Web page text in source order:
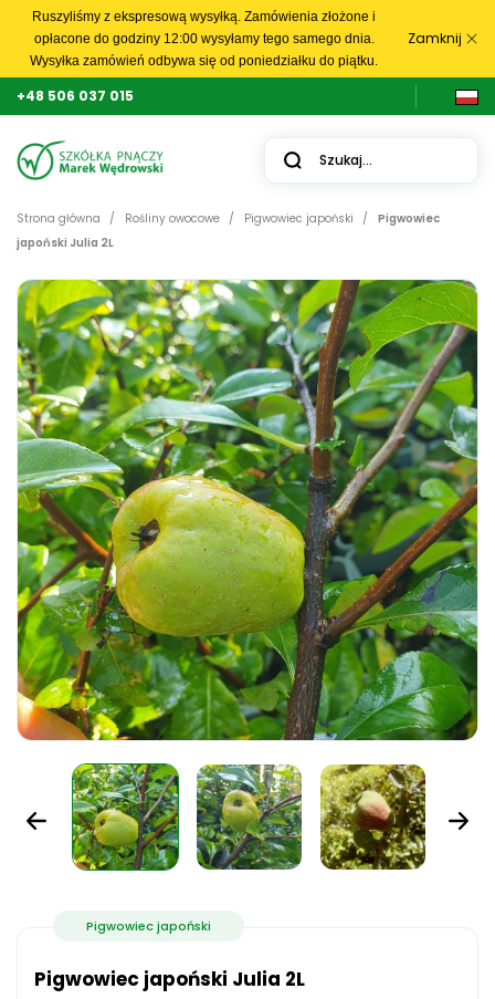
Ruszyliśmy z ekspresową wysyłką. Zamówienia złożone i
opłacone do godziny 12:00 wysyłamy tego samego dnia.
Wysyłka zamówień odbywa się od poniedziałku do piątku.
Zamknij
+48 506 037 015
Strona główna Rośliny owocowe Pigwowiec japoński
Pigwowiec
japoński Julia 2L
Pigwowiec japoński
Pigwowiec japoński Julia 2L